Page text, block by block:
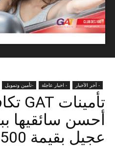
- آخر الأخبار - اخبار عاجلة -تأمين وتمويل
أحسن سائقيها
عجيل بقيمة 500 دينار